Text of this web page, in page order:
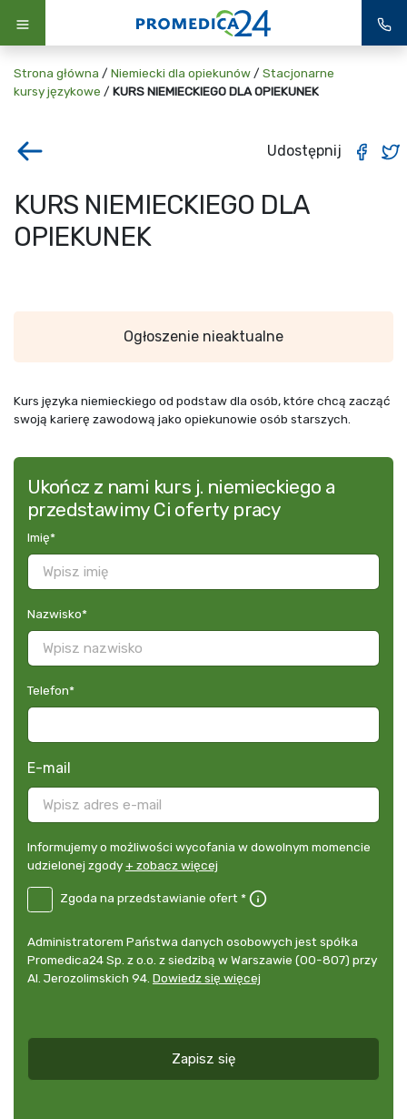
Strona główna / Niemiecki dla opiekunów / Stacjonarne
kursy językowe / KURS NIEMIECKIEGO DLA OPIEKUNEK
Udostępnij
KURS NIEMIECKIEGO DLA
OPIEKUNEK
Ogłoszenie nieaktualne
Kurs języka niemieckiego od podstaw dla osób, które chcą zacząć
swoją karierę zawodową jako opiekunowie osób starszych.
Ukończ z nami kurs j. niemieckiego a
przedstawimy Ci oferty pracy
Imię*
Nazwisko*
Telefon*
E-mail
Informujemy
o
wycofania
dowolnym
momencie
udzielonej
Informujemy o możliwości wycofania w dowolnym momencie
udzielonej zgody+ zobacz więcej
DE
przedstawianie
Zgoda na przedstawianie ofert *
Administrator
danych
osobowych
Administratorem Państwa danych osobowych jest spółka
Promedica24 Sp. z o.o. z siedzibą w Warszawie (00-807) przy
Al. Jerozolimskich 94. Dowiedz się więcej
Zapisz się